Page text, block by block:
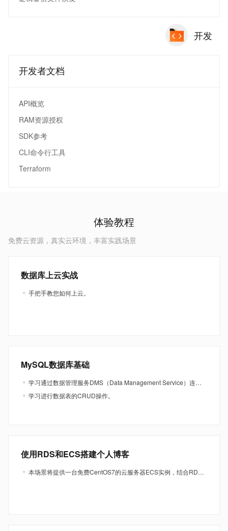
开发
开发者文档
API概览
RAM资源授权
SDK参考
CLI命令行工具
Terraform
体验教程
免费云资源，真实云环境，丰富实践场景
数据库上云实战
手把手教您如何上云。
MySQL数据库基础
学习通过数据管理服务DMS（Data Management Service）连接到RDS MySQL实例。
学习进行数据表的CRUD操作。
使用RDS和ECS搭建个人博客
本场景将提供一台免费CentOS7的云服务器ECS实例，结合RDSMySQL数据库来部署WordPress个人博客。